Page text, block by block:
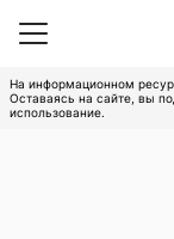
На информационном
Оставаясь на сайте, вы
использование.